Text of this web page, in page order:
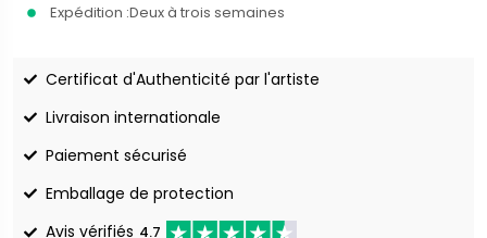
Expédition :Deux à trois semaines
Certificat d'Authenticité par l'artiste
Livraison internationale
Paiement sécurisé
Emballage de protection
Avis vérifiés 4.7